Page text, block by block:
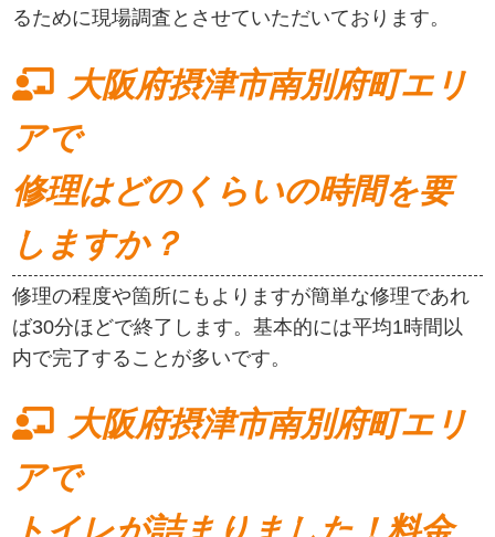
るために現場調査とさせていただいております。
大阪府摂津市南別府町エリ
アで
修理はどのくらいの時間を要
しますか？
修理の程度や箇所にもよりますが簡単な修理であれ
ば30分ほどで終了します。基本的には平均1時間以
内で完了することが多いです。
大阪府摂津市南別府町エリ
アで